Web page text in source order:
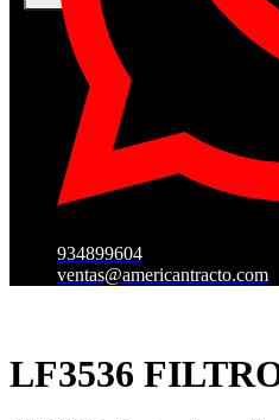
934899604
ventas@americantracto.com
LF3536